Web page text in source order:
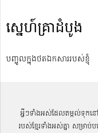
ស្នេហ៍គ្រាដំបូង
បញ្ចូលក្នុងថតឯកសាររបស់ខ្ញុំ
អ្វីៗទាំងអស់ដែលតម្កល់ទុកនៅ
របស់ខ្មែរទាំងអស់គ្នា សម្រា